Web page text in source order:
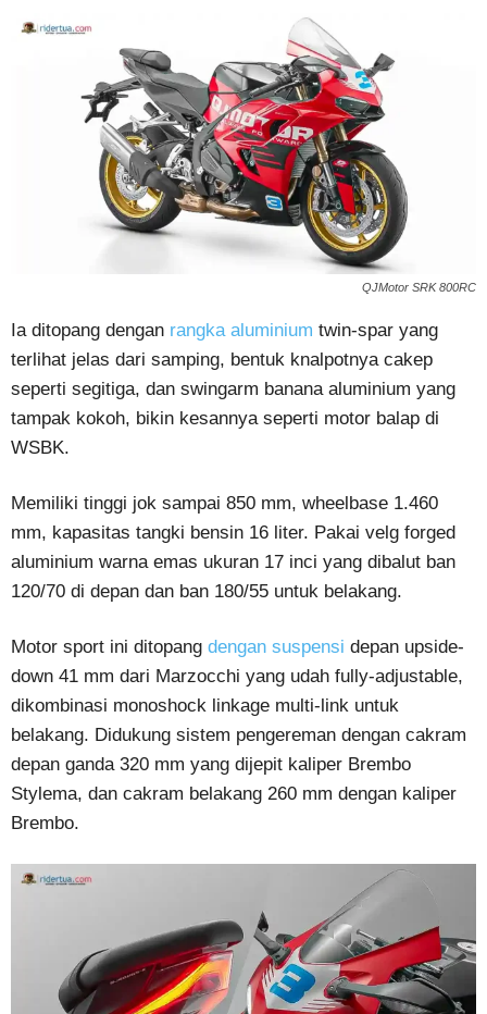
QJMotor SRK 800RC
Ia ditopang dengan rangka aluminium twin-spar yang
terlihat jelas dari samping, bentuk knalpotnya cakep
seperti segitiga, dan swingarm banana aluminium yang
tampak kokoh, bikin kesannya seperti motor balap di
WSBK.
Memiliki tinggi jok sampai 850 mm, wheelbase 1.460
mm, kapasitas tangki bensin 16 liter. Pakai velg forged
aluminium warna emas ukuran 17 inci yang dibalut ban
120/70 di depan dan ban 180/55 untuk belakang.
Motor sport ini ditopang dengan suspensi depan upside-
down 41 mm dari Marzocchi yang udah fully-adjustable,
dikombinasi monoshock linkage multi-link untuk
belakang. Didukung sistem pengereman dengan cakram
depan ganda 320 mm yang dijepit kaliper Brembo
Stylema, dan cakram belakang 260 mm dengan kaliper
Brembo.